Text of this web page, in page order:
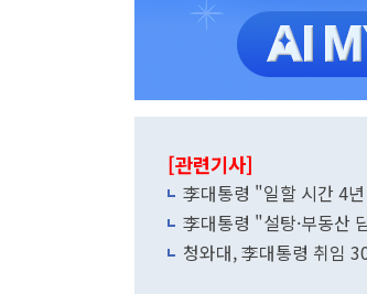
[관련기사]
李대통령 "일할 시간 4
李대통령 "설탕·부동산
청와대, 李대통령 취임